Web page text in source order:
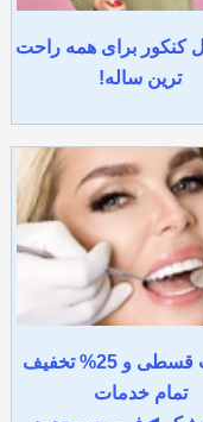
کنکور برای همه راحت
ترین ساله!
پرداخت قسطی و 25% تخفیف
تمام خدمات